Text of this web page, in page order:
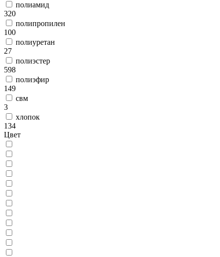
полиамид
320
полипропилен
100
полиуретан
27
полиэстер
598
полиэфир
149
свм
3
хлопок
134
Цвет